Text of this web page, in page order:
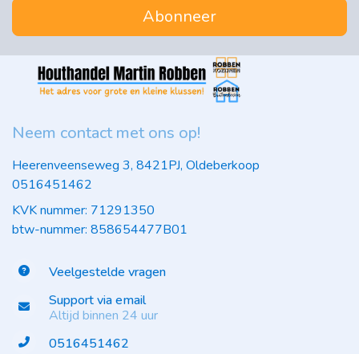
Abonneer
Neem contact met ons op!
Heerenveenseweg 3, 8421PJ, Oldeberkoop
0516451462
KVK nummer: 71291350
btw-nummer: 858654477B01
Veelgestelde vragen
Support via email
Altijd binnen 24 uur
0516451462